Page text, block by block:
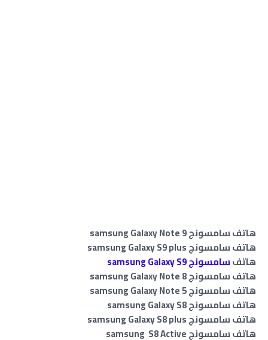
هاتف سامسونج samsung Galaxy Note 9
هاتف سامسونج samsung Galaxy S9 plus
هاتفسامسونج samsung Galaxy S9
هاتف سامسونج samsung Galaxy Note 8
هاتف سامسونج samsung Galaxy Note 5
هاتف سامسونج samsung Galaxy S8
هاتف سامسونج samsung Galaxy S8 plus
هاتف سامسونج samsung S8 Active